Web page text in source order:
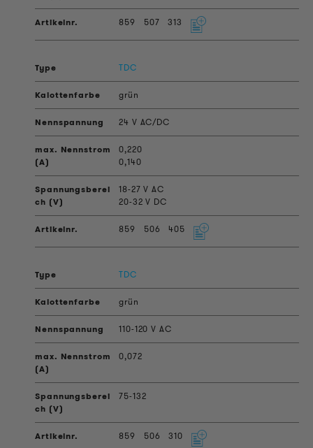
859 507 313
TDC
grün
24 V AC/DC
0,220
0,140
18-27 V AC
20-32 V DC
859 506 405
TDC
grün
110-120 V AC
0,072
75-132
859 506 310